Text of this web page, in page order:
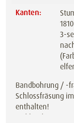
Kanten:
3-
Bandbohrung / -
Schlossfräsung
enthalten!
Türblatt bis 30